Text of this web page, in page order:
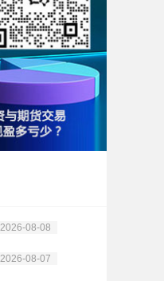
2026-08-08
2026-08-07